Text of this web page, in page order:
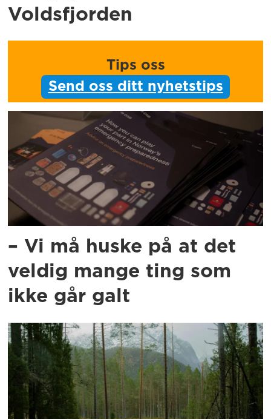
Voldsfjorden
Tips oss
Send oss ditt nyhetstips
– Vi må huske på at det
veldig mange ting som
ikke går galt